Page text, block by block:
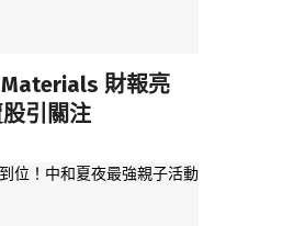
財報亮
引關注